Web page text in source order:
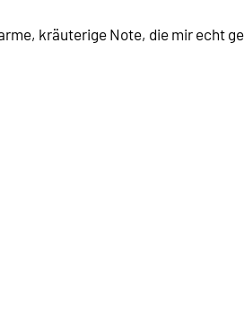
kräuterige Note, die mir echt